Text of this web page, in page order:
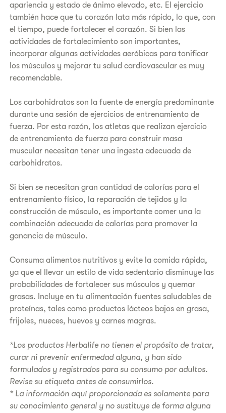
apariencia y estado de ánimo elevado, etc. El ejercicio
también hace que tu corazón lata más rápido, lo que, con
el tiempo, puede fortalecer el corazón. Si bien las
actividades de fortalecimiento son importantes,
incorporar algunas actividades aeróbicas para tonificar
los músculos y mejorar tu salud cardiovascular es muy
recomendable.
Los carbohidratos son la fuente de energía predominante
durante una sesión de ejercicios de entrenamiento de
fuerza. Por esta razón, los atletas que realizan ejercicio
de entrenamiento de fuerza para construir masa
muscular necesitan tener una ingesta adecuada de
carbohidratos.
Si bien se necesitan gran cantidad de calorías para el
entrenamiento físico, la reparación de tejidos y la
construcción de músculo, es importante comer una la
combinación adecuada de calorías para promover la
ganancia de músculo.
Consuma alimentos nutritivos y evite la comida rápida,
ya que el llevar un estilo de vida sedentario disminuye las
probabilidades de fortalecer sus músculos y quemar
grasas. Incluye en tu alimentación fuentes saludables de
proteínas, tales como productos lácteos bajos en grasa,
frijoles, nueces, huevos y carnes magras.
*Los productos Herbalife no tienen el propósito de tratar,
curar ni prevenir enfermedad alguna, y han sido
formulados y registrados para su consumo por adultos.
Revise su etiqueta antes de consumirlos.
* La información aquí proporcionada es solamente para
su conocimiento general y no sustituye de forma alguna